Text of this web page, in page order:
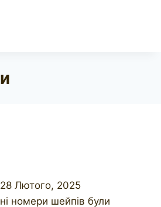
28 Лютого, 2025
номери шейпів були